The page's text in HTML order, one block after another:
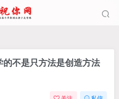
不是只方法是创造方法